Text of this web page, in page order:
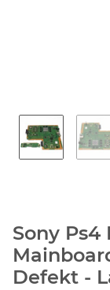
Sony Ps4
Defekt -